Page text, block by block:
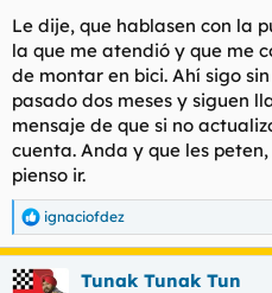
Le dije, que hablasen con la
la que me atendió y que me
de montar en bici. Ahí sigo
pasado dos meses y siguen
mensaje de que si no
cuenta. Anda y que les
pienso ir.
R
e
a
c
ignaciofdez
Tunak Tunak Tun